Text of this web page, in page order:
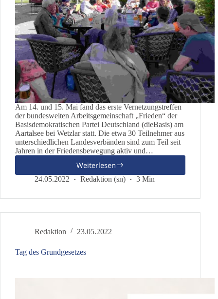
Am 14. und 15. Mai fand das erste Vernetzungstreffen
der bundesweiten Arbeitsgemeinschaft „Frieden“ der
Basisdemokratischen Partei Deutschland (dieBasis) am
Aartalsee bei Wetzlar statt. Die etwa 30 Teilnehmer aus
unterschiedlichen Landesverbänden sind zum Teil seit
Jahren in der Friedensbewegung aktiv und…
Weiterlesen
Erstes
Treffen
Bundes-
24.05.2022 Redaktion (sn) 3 Min
Redaktion 23.05.2022
Tag des Grundgesetzes